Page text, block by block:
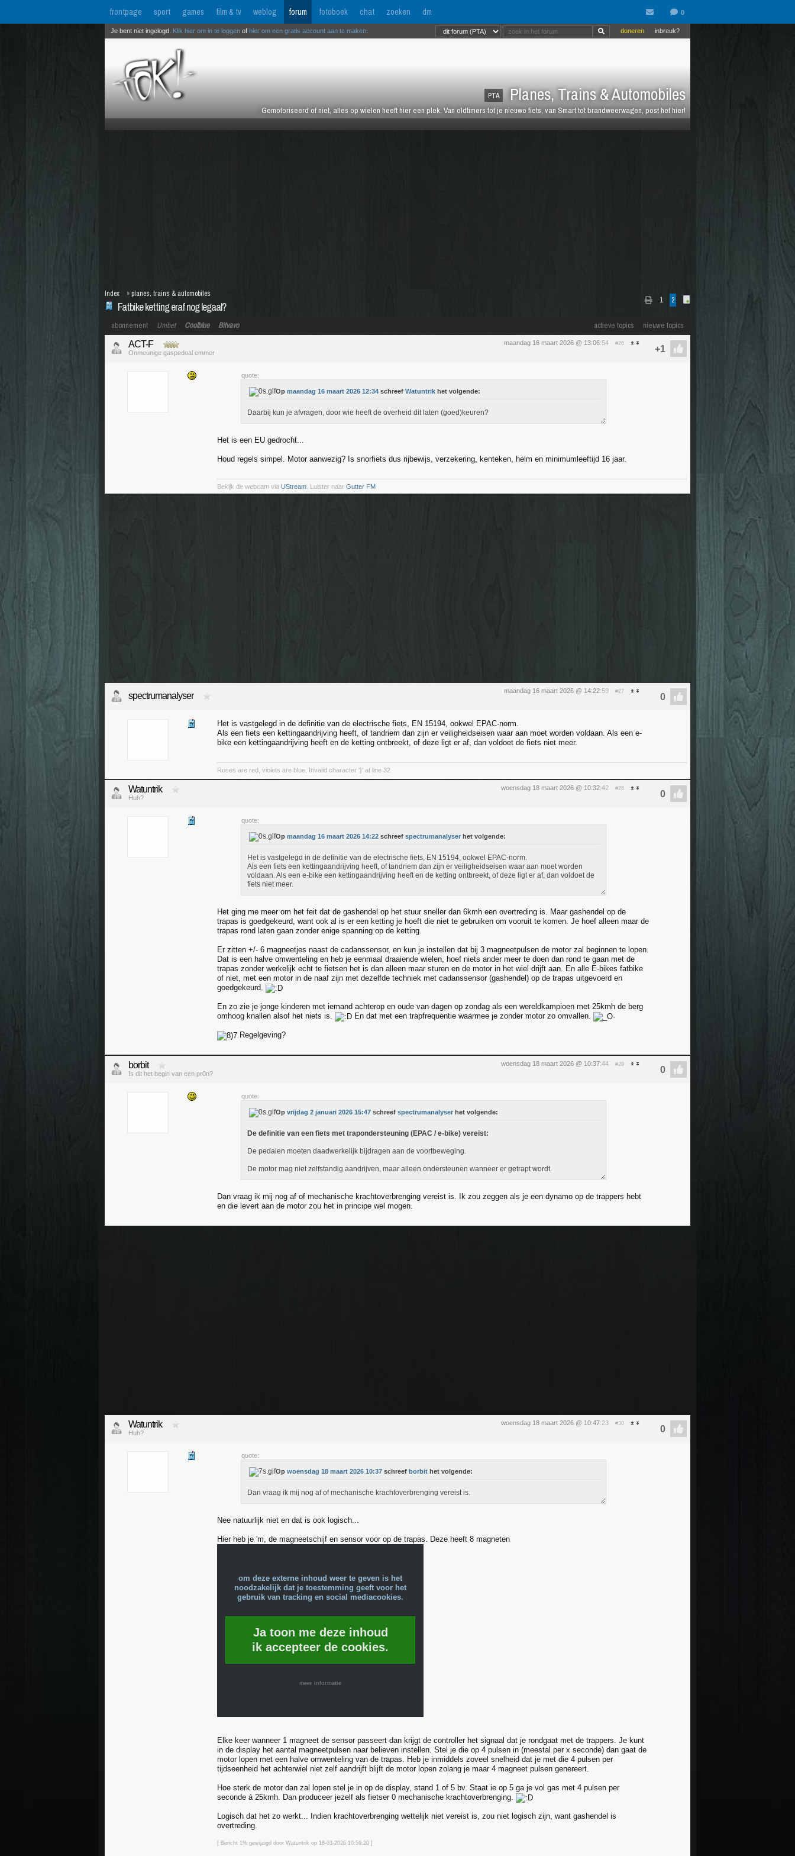
frontpage sport games film & tv weblog forum fotoboek chat zoeken dm
PTA Planes, Trains & Automobiles
Gemotoriseerd of niet, alles op wielen heeft hier een plek. Van oldtimers tot je nieuwe fiets, van Smart tot brandweerwagen, post het hier!
inbreuk?
doneren
Je bent niet ingelogd. Klik hier om in te loggen of hier om een gratis account aan te maken
1 2
Fatbike ketting eraf nog legaal?
Index »planes, trains & automobiles
actieve topics nieuwe topics
abonnement Unibet Coolblue Bitvavo
maandag 16 maart 2026 @ 13:06:54 #26
ACT-F
Onmeunige gaspedoal emmer
quote:
Op maandag 16 maart 2026 12:34 schreef Watuntrik het volgende:
Daarbij kun je afvragen, door wie heeft de overheid dit laten (goed)keuren?
Het is een EU gedrocht...
Houd regels simpel. Motor aanwezig? Is snorfiets dus rijbewijs, verzekering, kenteken, helm en minimumleeftijd 16 jaar.
Bekijk de webcam via UStream . Luister naar Gutter FM
maandag 16 maart 2026 @ 14:22:59 #27
spectrumanalyser
Het is vastgelegd in de definitie van de electrische fiets, EN 15194, ookwel EPAC-norm.
Als een fiets een kettingaandrijving heeft, of tandriem dan zijn er veiligheidseisen waar aan moet worden voldaan. Als een e-
bike een kettingaandrijving heeft en de ketting ontbreekt, of deze ligt er af, dan voldoet de fiets niet meer.
Roses are red, violets are blue. Invalid character '}' at line 32
woensdag 18 maart 2026 @ 10:32:42 #28
Watuntrik
Huh?
quote:
Op maandag 16 maart 2026 14:22 schreef spectrumanalyser het volgende:
Het is vastgelegd in de definitie van de electrische fiets, EN 15194, ookwel EPAC-norm.
Als een fiets een kettingaandrijving heeft, of tandriem dan zijn er veiligheidseisen waar aan moet worden
voldaan. Als een e-bike een kettingaandrijving heeft en de ketting ontbreekt, of deze ligt er af, dan voldoet de
fiets niet meer.
Het ging me meer om het feit dat de gashendel op het stuur sneller dan 6kmh een overtreding is. Maar gashendel op de
trapas is goedgekeurd, want ook al is er een ketting je hoeft die niet te gebruiken om vooruit te komen. Je hoef alleen maar de
trapas rond laten gaan zonder enige spanning op de ketting.
Er zitten +/- 6 magneetjes naast de cadanssensor, en kun je instellen dat bij 3 magneetpulsen de motor zal beginnen te lopen.
Dat is een halve omwenteling en heb je eenmaal draaiende wielen, hoef niets ander meer te doen dan rond te gaan met de
trapas zonder werkelijk echt te fietsen het is dan alleen maar sturen en de motor in het wiel drijft aan. En alle E-bikes fatbike
of niet, met een motor in de naaf zijn met dezelfde techniek met cadanssensor (gashendel) op de trapas uitgevoerd en
goedgekeurd.
En zo zie je jonge kinderen met iemand achterop en oude van dagen op zondag als een wereldkampioen met 25kmh de berg
omhoog knallen alsof het niets is.
En dat met een trapfrequentie waarmee je zonder motor zo omvallen.
Regelgeving?
woensdag 18 maart 2026 @ 10:37:44 #29
borbit
Is dit het begin van een pr0n?
quote:
Op vrijdag 2 januari 2026 15:47 schreef spectrumanalyser het volgende:
De definitie van een fiets met trapondersteuning (EPAC / e‑bike) vereist:
De pedalen moeten daadwerkelijk bijdragen aan de voortbeweging.
De motor mag niet zelfstandig aandrijven, maar alleen ondersteunen wanneer er getrapt wordt.
Dan vraag ik mij nog af of mechanische krachtoverbrenging vereist is. Ik zou zeggen als je een dynamo op de trappers hebt
en die levert aan de motor zou het in principe wel mogen.
woensdag 18 maart 2026 @ 10:47:23 #30
Watuntrik
Huh?
quote:
Op woensdag 18 maart 2026 10:37 schreef borbit het volgende:
Dan vraag ik mij nog af of mechanische krachtoverbrenging vereist is.
Nee natuurlijk niet en dat is ook logisch...
Hier heb je 'm, de magneetschijf en sensor voor op de trapas. Deze heeft 8 magneten
om deze externe inhoud weer te geven is het
noodzakelijk dat je toestemming geeft voor het
gebruik van tracking en social mediacookies.
Ja toon me deze inhoud
ik accepteer de cookies.
meer informatie
Elke keer wanneer 1 magneet de sensor passeert dan krijgt de controller het signaal dat je rondgaat met de trappers. Je kunt
in de display het aantal magneetpulsen naar believen instellen. Stel je die op 4 pulsen in (meestal per x seconde) dan gaat de
motor lopen met een halve omwenteling van de trapas. Heb je inmiddels zoveel snelheid dat je met die 4 pulsen per
tijdseenheid het achterwiel niet zelf aandrijft blijft de motor lopen zolang je maar 4 magneet pulsen genereert.
Hoe sterk de motor dan zal lopen stel je in op de display, stand 1 of 5 bv. Staat ie op 5 ga je vol gas met 4 pulsen per
seconde á 25kmh. Dan produceer jezelf als fietser 0 mechanische krachtoverbrenging.
Logisch dat het zo werkt... Indien krachtoverbrenging wettelijk niet vereist is, zou niet logisch zijn, want gashendel is
overtreding.
[ Bericht 1% gewijzigd door Watuntrik op 18-03-2026 10:59:20 ]